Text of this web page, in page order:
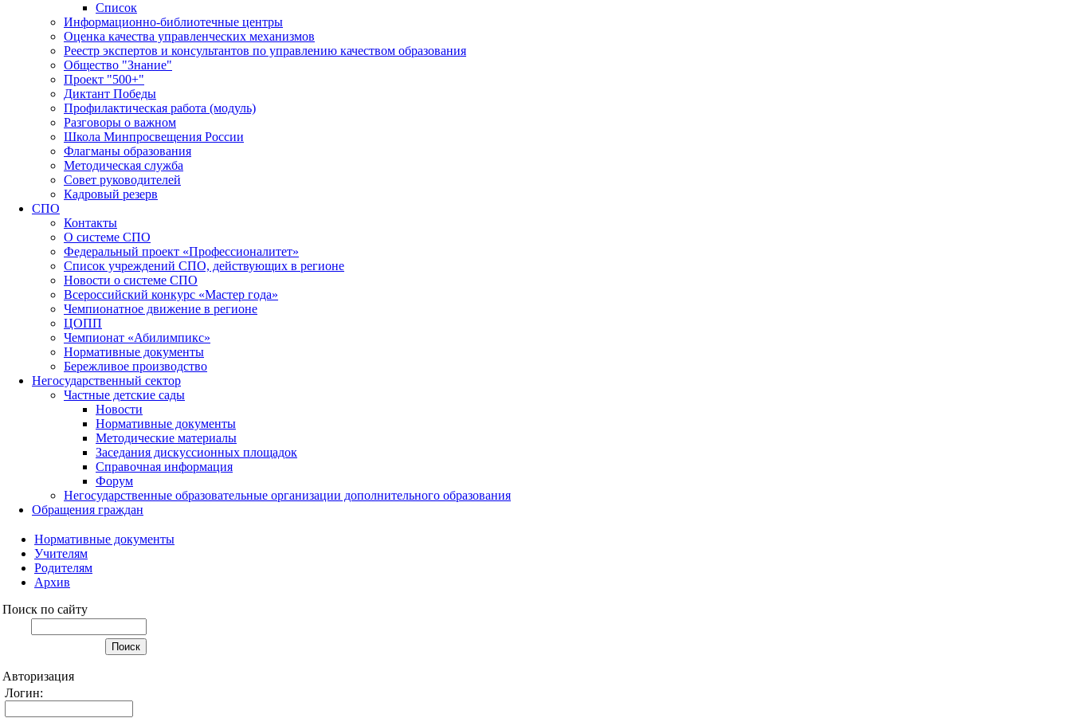
Список
Информационно-библиотечные центры
Оценка качества управленческих механизмов
Реестр экспертов и консультантов по управлению качеством образования
Общество "Знание"
Проект "500+"
Диктант Победы
Профилактическая работа (модуль)
Разговоры о важном
Школа Минпросвещения России
Флагманы образования
Методическая служба
Совет руководителей
Кадровый резерв
СПО
Контакты
О системе СПО
Федеральный проект «Профессионалитет»
Список учреждений СПО, действующих в регионе
Новости о системе СПО
Всероссийский конкурс «Мастер года»
Чемпионатное движение в регионе
ЦОПП
Чемпионат «Абилимпикс»
Нормативные документы
Бережливое производство
Негосударственный сектор
Частные детские сады
Новости
Нормативные документы
Методические материалы
Заседания дискуссионных площадок
Справочная информация
Форум
Негосударственные образовательные организации дополнительного образования
Обращения граждан
Нормативные документы
Учителям
Родителям
Архив
Поиск по сайту
Авторизация
Логин: